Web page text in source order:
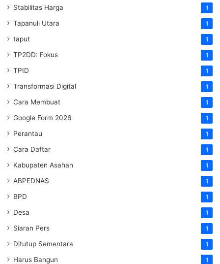
Stabilitas Harga 1
Tapanuli Utara 1
taput 1
TP2DD: Fokus 1
TPID 1
Transformasi Digital 1
Cara Membuat 1
Google Form 2026 1
Perantau 1
Cara Daftar 1
Kabupaten Asahan 1
ABPEDNAS 1
BPD 1
Desa 1
Siaran Pers 1
Ditutup Sementara 1
Harus Bangun 1